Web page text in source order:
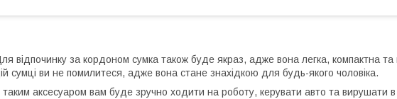
відпочинку за кордоном сумка також буде якраз, адже вона легка, компактна та
сумці ви не помилитеся, адже вона стане знахідкою для будь-якого чоловіка.
таким аксесуаром вам буде зручно ходити на роботу, керувати авто та вирушати